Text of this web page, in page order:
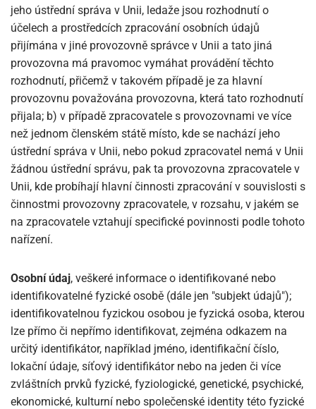
jeho ústřední správa v Unii, ledaže jsou rozhodnutí o
účelech a prostředcích zpracování osobních údajů
přijímána v jiné provozovně správce v Unii a tato jiná
provozovna má pravomoc vymáhat provádění těchto
rozhodnutí, přičemž v takovém případě je za hlavní
provozovnu považována provozovna, která tato rozhodnutí
přijala; b) v případě zpracovatele s provozovnami ve více
než jednom členském státě místo, kde se nachází jeho
ústřední správa v Unii, nebo pokud zpracovatel nemá v Unii
žádnou ústřední správu, pak ta provozovna zpracovatele v
Unii, kde probíhají hlavní činnosti zpracování v souvislosti s
činnostmi provozovny zpracovatele, v rozsahu, v jakém se
na zpracovatele vztahují specifické povinnosti podle tohoto
nařízení.
Osobní údaj, veškeré informace o identifikované nebo
identifikovatelné fyzické osobě (dále jen "subjekt údajů");
identifikovatelnou fyzickou osobou je fyzická osoba, kterou
lze přímo či nepřímo identifikovat, zejména odkazem na
určitý identifikátor, například jméno, identifikační číslo,
lokační údaje, síťový identifikátor nebo na jeden či více
zvláštních prvků fyzické, fyziologické, genetické, psychické,
ekonomické, kulturní nebo společenské identity této fyzické